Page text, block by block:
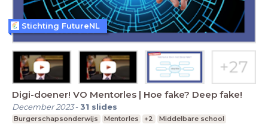
Digi-doener! VO Mentorles | Hoe fake? Deep fake!
December 2023-31 slides
Burgerschapsonderwijs Mentorles +2
Middelbare school
Stichting FutureNL